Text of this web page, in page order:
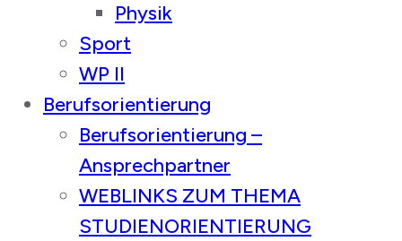
Physik
Sport
WP II
Berufsorientierung
Berufsorientierung –
Ansprechpartner
WEBLINKS ZUM THEMA
STUDIENORIENTIERUNG